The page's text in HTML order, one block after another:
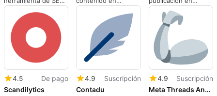
de IA que ayuda a las
empresas a
posicionarse en
Google y en
plataformas de
búsqueda de IA.
formato corto
impulsada por IA.
Pinterest desde
cualquier sitio web
con pines generados
por IA y un
calentamiento
inteligente de la
cuenta
4.5
De pago
Scandilytics
4.9
Suscripción
Contadu
4.9
Suscripción
Meta Threads Analytics